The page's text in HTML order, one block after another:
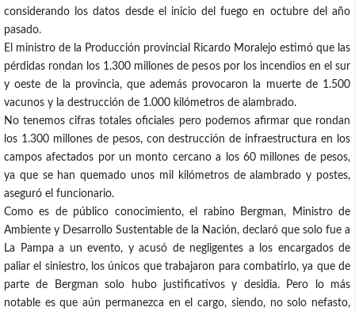
considerando los datos desde el inicio del fuego en octubre del año
pasado.
El ministro de la Producción provincial Ricardo Moralejo estimó que las
pérdidas rondan los 1.300 millones de pesos por los incendios en el sur
y oeste de la provincia, que además provocaron la muerte de 1.500
vacunos y la destrucción de 1.000 kilómetros de alambrado.
No tenemos cifras totales oficiales pero podemos afirmar que rondan
los 1.300 millones de pesos, con destrucción de infraestructura en los
campos afectados por un monto cercano a los 60 millones de pesos,
ya que se han quemado unos mil kilómetros de alambrado y postes,
aseguró el funcionario.
Como es de público conocimiento, el rabino Bergman, Ministro de
Ambiente y Desarrollo Sustentable de la Nación, declaró que solo fue a
La Pampa a un evento, y acusó de negligentes a los encargados de
paliar el siniestro, los únicos que trabajaron para combatirlo, ya que de
parte de Bergman solo hubo justificativos y desidia. Pero lo más
notable es que aún permanezca en el cargo, siendo, no solo nefasto,